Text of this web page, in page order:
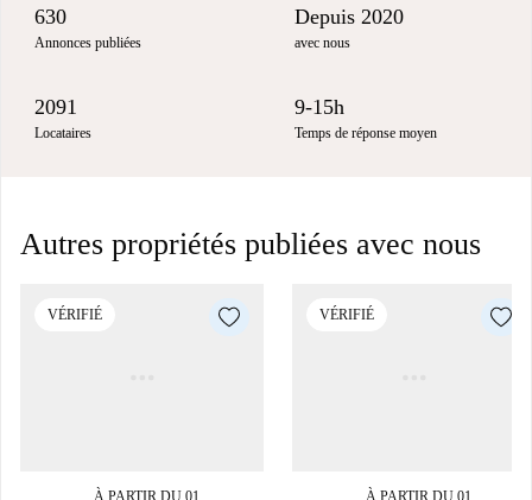
630
Annonces publiées
Depuis 2020
avec nous
2091
Locataires
9-15h
Temps de réponse moyen
Autres propriétés publiées avec nous
VÉRIFIÉ VÉRIFIÉ